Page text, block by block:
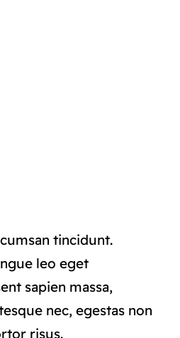
tincidunt.
leo eget
sapien massa,
nec, egestas non
risus.